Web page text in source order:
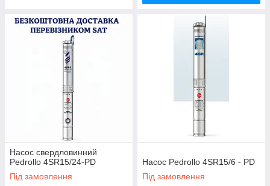
Насос свердловинний
Pedrollo 4SR15/24-PD
Під замовлення
Насос Pedrollo 4SR15/6 - PD
Під замовлення